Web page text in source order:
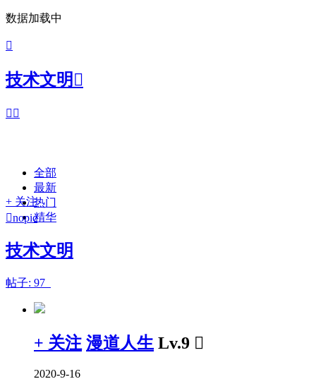
数据加载中

技术文明 
 
全部
最新
热门
精华
+ 关注
nopic
技术文明
帖子: 97
+ 关注 漫道人生 Lv.9 
2020-9-16